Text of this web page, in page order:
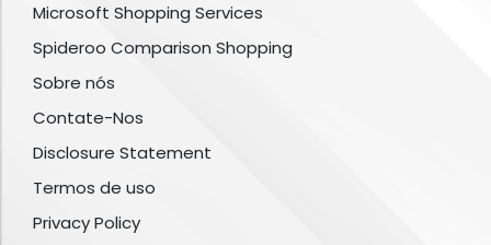
Microsoft Shopping Services
Spideroo Comparison Shopping
Sobre nós
Contate-Nos
Disclosure Statement
Termos de uso
Privacy Policy